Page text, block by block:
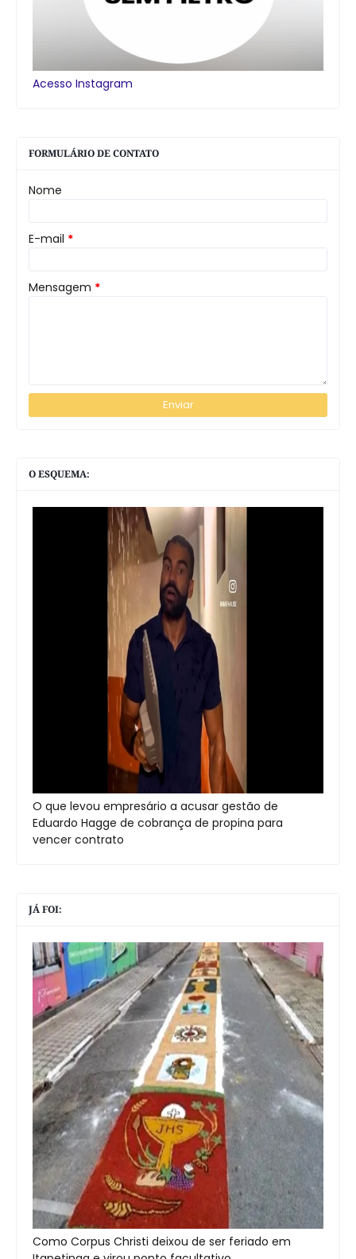
Acesso Instagram
FORMULÁRIO DE CONTATO
Nome
E-mail *
Mensagem *
O ESQUEMA:
O que levou empresário a acusar gestão de
Eduardo Hagge de cobrança de propina para
vencer contrato
JÁ FOI:
Como Corpus Christi deixou de ser feriado em